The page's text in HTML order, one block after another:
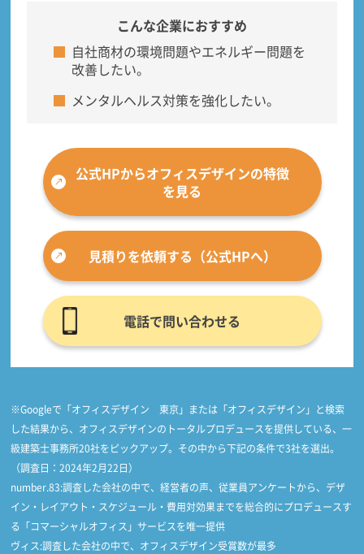
こんな企業におすすめ
自社商材の環境問題やエネルギー問題を
改善したい。
メンタルヘルス対策を強化したい。
公式HPからオフィスデザインの特徴
を見る
見積りを依頼する（公式HPへ）
電話で問い合わせる
※Googleで「オフィスデザイン 東京」または「オフィスデザイン」と検索
した結果から、オフィスデザインのトータルプロデュースを提供している、一
級建築士事務所20社をピックアップ。その中から下記の条件で3社を選出。
（調査日：2024年2月22日）
number.83:調査した会社の中で、経営者の声、従業員アンケートから、デザ
イン・レイアウト・スケジュール・費用対効果までを総合的にプロデュースす
る「コマーシャルオフィス」サービスを唯一提供
ヴィス:調査した会社の中で、オフィスデザイン受賞数が最多